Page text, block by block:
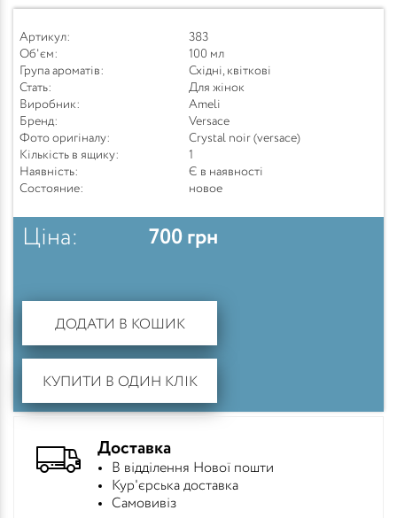
Артикул:
383
Об'єм:
100 мл
Група ароматів:
Східні, квіткові
Стать:
Для жінок
Виробник:
Ameli
Бренд:
Versace
Фото оригіналу:
Crystal noir (versace)
Кількість в ящику:
1
Наявність:
Є в наявності
Состояние:
новое
Ціна: 700 грн
ДОДАТИ В КОШИК
КУПИТИ В ОДИН КЛІК
Доставка
В відділення Нової пошти
Кур'єрська доставка
Самовивіз